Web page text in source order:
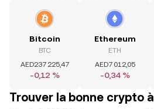
Bitcoin
BTC
AED237 225,47
-0,12 %
Ethereum
ETH
AED7 012,05
-0,34 %
Trouver la bonne crypto